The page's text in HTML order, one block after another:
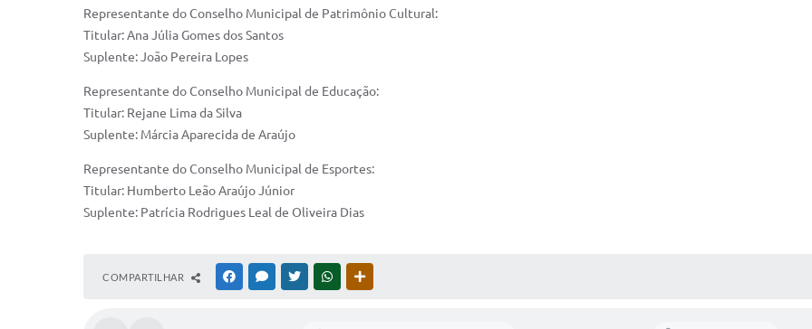
Representante do Conselho Municipal de Patrimônio Cultural:
Titular: Ana Júlia Gomes dos Santos
Suplente: João Pereira Lopes
Representante do Conselho Municipal de Educação:
Titular: Rejane Lima da Silva
Suplente: Márcia Aparecida de Araújo
Representante do Conselho Municipal de Esportes:
Titular: Humberto Leão Araújo Júnior
Suplente: Patrícia Rodrigues Leal de Oliveira Dias
COMPARTILHAR FACEBOOKMESSENGER
TWITTERWHATSAPP